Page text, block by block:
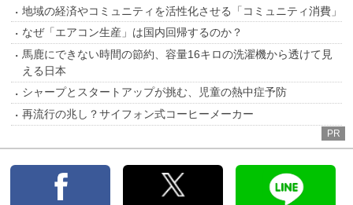
地域の経済やコミュニティを活性化させる「コミュニティ消費」
なぜ「エアコン生産」は国内回帰するのか？
馬鹿にできない時間の節約、容量16キロの洗濯機から透けて見
える日本
シャープとスタートアップが挑む、児童の熱中症予防
再流行の兆し？サイフォン式コーヒーメーカー
PR